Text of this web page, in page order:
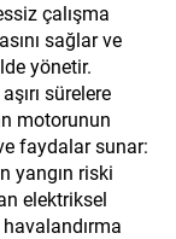
çalışma
sağlar ve
yönetir.
sürelere
motorunun
faydalar sunar:
yangın riski
elektriksel